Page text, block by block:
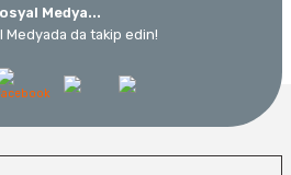
Medya...
Medyada da takip edin!